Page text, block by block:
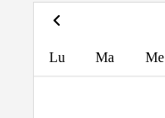
Lu Ma Me